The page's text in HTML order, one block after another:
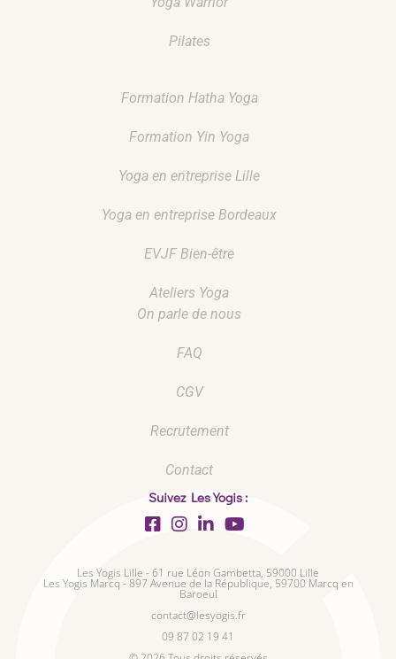
Pilates
Formation Hatha Yoga
Formation Yin Yoga
Yoga en entreprise Lille
Yoga en entreprise Bordeaux
EVJF Bien-être
Ateliers Yoga
On parle de nous
FAQ
CGV
Recrutement
Contact
Suivez Les Yogis :
Les Yogis Lille - 61 rue Léon Gambetta, 59000 Lille
Les Yogis Marcq - 897 Avenue de la République, 59700 Marcq en
Baroeul
contact@lesyogis.fr
09 87 02 19 41